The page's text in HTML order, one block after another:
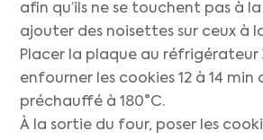
afin qu’ils ne se touchent pas à
ajouter des noisettes sur ceux à
Placer la plaque au réfrigérateur
enfourner les cookies 12 à 14 min
préchauffé à 180°C.
À la sortie du four, poser les